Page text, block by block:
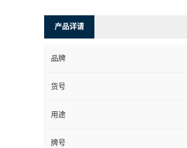
产品详请
品牌
货号
用途
牌号